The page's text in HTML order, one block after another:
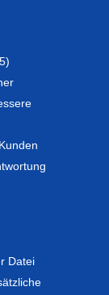
Datei